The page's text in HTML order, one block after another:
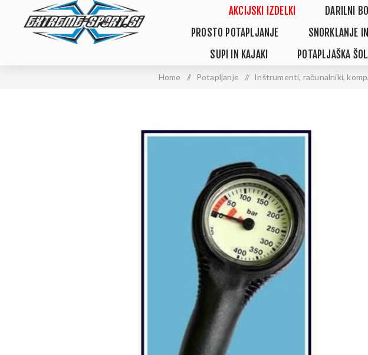
AKCIJSKI IZDELKI DARILNI
PROSTO POTAPLJANJE
SNORKLANJE
SUPI IN KAJAKI
POTAPLJAŠKA
Home / Potapljanje / Inštrumenti, računalniki,